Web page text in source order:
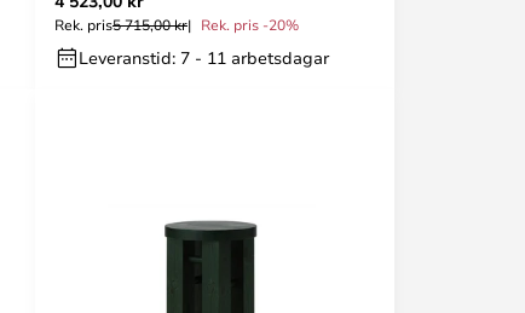
Rek. pris5 715,00 kr Rek. pris -20%
Leveranstid: 7 - 11 arbetsdagar